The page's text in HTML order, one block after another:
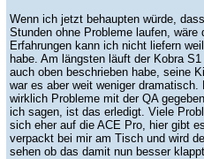
Wenn ich jetzt behaupten würde,
Stunden ohne Probleme laufen,
Erfahrungen kann ich nicht liefern
habe. Am längsten läuft der Kobra
auch oben beschrieben habe, seine
war es aber weit weniger
wirklich Probleme mit der QA
ich sagen, ist das erledigt. Viele
sich eher auf die ACE Pro, hier gibt
verpackt bei mir am Tisch und wird
sehen ob das damit nun besser klappt.